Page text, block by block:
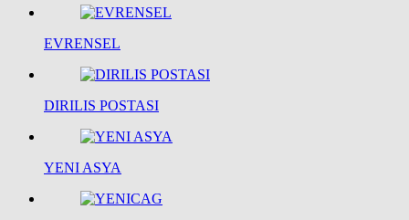
EVRENSEL
DIRILIS POSTASI
YENI ASYA